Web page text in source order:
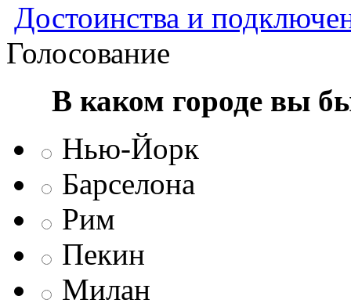
Достоинства и
Голосование
В каком городе вы
Нью-Йорк
Барселона
Рим
Пекин
Милан